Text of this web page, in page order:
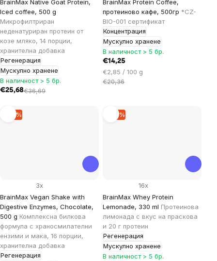
BrainMax Native Goat Protein,
Iced coffee, 500 g
Микрофилтриран
неденатуриран протеин от
козе мляко, 14 порции,
хранителна добавка
Регенерация
Мускулно хранене
В наличност > 5 бр.
€25,68€36,69
BrainMax Protein Coffee,
протеиново кафе, 500гр *CZ-
BIO-001 сертификат
Концентрация
Мускулно хранене
В наличност > 5 бр.
€14,25
Цена
за
€2,85 / 100 g
€20,36
–15 %
BrainMax Vegan Shake with
Digestive Enzymes, Chocolate,
500 g Комплексна билкова
формула с храносмилателни
ензими и мака, 16 порции,
хранителна добавка
Регенерация
3x
–14 %
BrainMax Whey Protein
Lemonade, 330 ml Протеинова
лимонада с вкус на праскова
и 20 г протеин
Регенерация
Мускулно хранене
16x
В наличност > 5 бр.